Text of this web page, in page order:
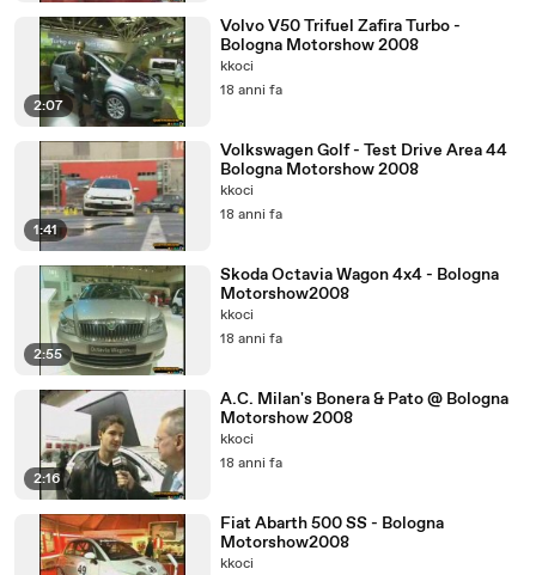
2:07
Volvo V50 Trifuel Zafira Turbo -
Bologna Motorshow 2008
kkoci
18 anni fa
1:41
Volkswagen Golf - Test Drive Area 44
Bologna Motorshow 2008
kkoci
18 anni fa
2:55
Skoda Octavia Wagon 4x4 - Bologna
Motorshow2008
kkoci
18 anni fa
2:16
A.C. Milan's Bonera & Pato @ Bologna
Motorshow 2008
kkoci
18 anni fa
Fiat Abarth 500 SS - Bologna
Motorshow2008
kkoci